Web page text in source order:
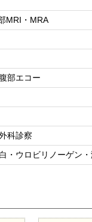
MRI・MRA
部エコー
科診察
・ウロビリノーゲン